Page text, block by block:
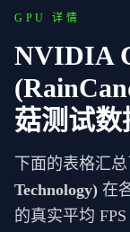
GPU 详情
NVIDIA
菇测试数
下面的表格汇总
Technology) 在
的真实平均